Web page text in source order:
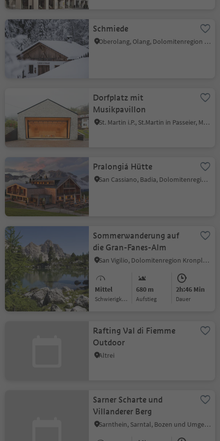
Schmiede
Oberolang, Olang, Dolomitenregion Kronplatz
Dorfplatz mit
Musikpavillon
St. Martin i.P., St.Martin in Passeier, Meran und Umgebung
Pralongiá Hütte
San Cassiano, Badia, Dolomitenregion Alta Badia
Sommerwanderung auf
die Gran-Fanes-Alm
San Vigilio, Dolomitenregion Kronplatz
Mittel
Schwierigkeitsgrad
680 m
Aufstieg
2h:46 Min
Dauer
Rafting Val di Fiemme
Outdoor
Altrei
Sarner Scharte und
Villanderer Berg
Sarnthein, Sarntal, Bozen und Umgebung